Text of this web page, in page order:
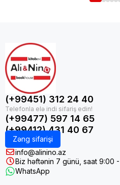
(+99451) 312 24 40
(+99477) 597 14 65
(+99412) 431 40 67
Zəng sifarişi
info@alinino.az
Biz həftənin 7 günü, saat 9:00
WhatsApp